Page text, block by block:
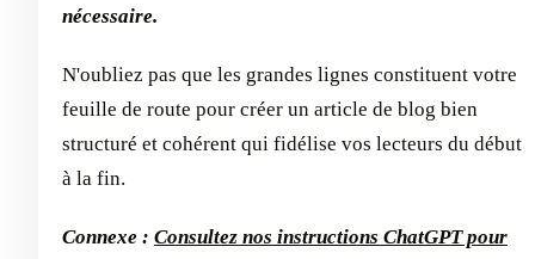
nécessaire.
N'oubliez pas que les grandes lignes constituent votre
feuille de route pour créer un article de blog bien
structuré et cohérent qui fidélise vos lecteurs du début
à la fin.
Connexe : Consultez nos instructions ChatGPT pour